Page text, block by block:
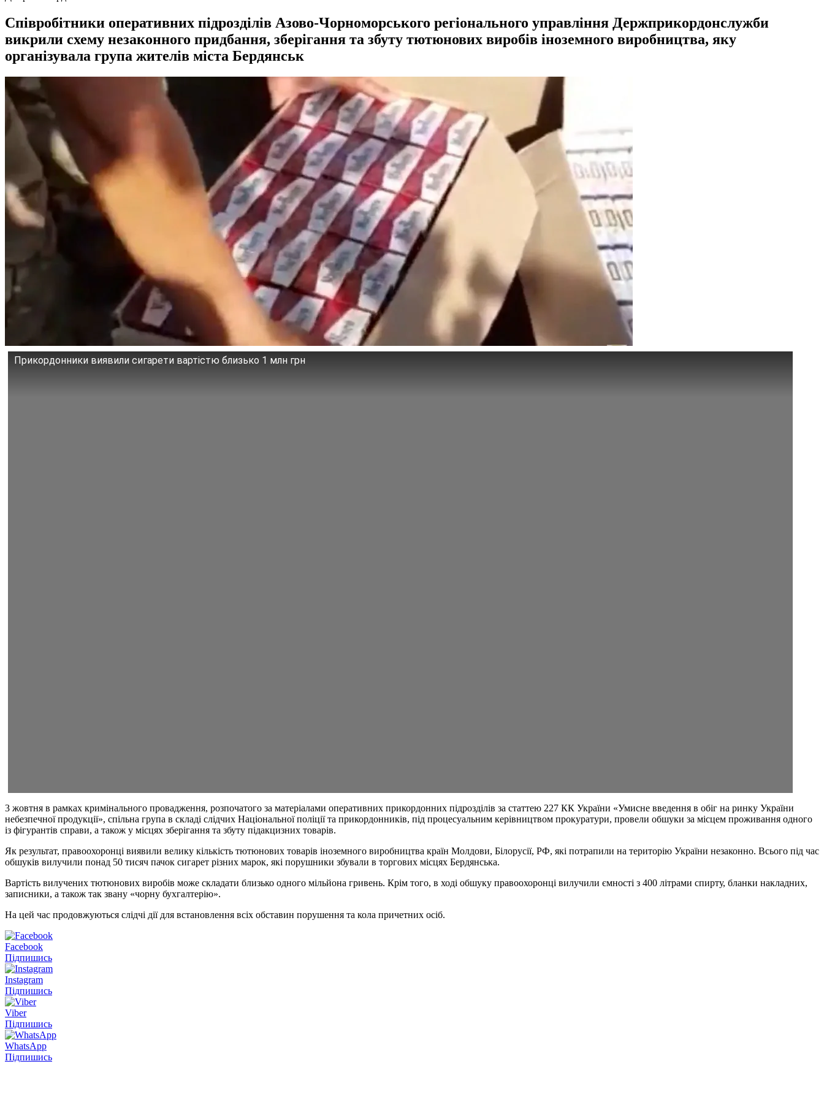
Співробітники оперативних підрозділів Азово-Чорноморського регіонального управління Держприкордонслужби
викрили схему незаконного придбання, зберігання та збуту тютюнових виробів іноземного виробництва, яку
організувала група жителів міста Бердянськ
Прикордонники виявили сигарети вартістю близько 1 млн грн
3 жовтня в рамках кримінального провадження, розпочатого за матеріалами оперативних прикордонних підрозділів за статтею 227 КК України «Умисне введення в обіг на ринку України
небезпечної продукції», спільна група в складі слідчих Національної поліції та прикордонників, під процесуальним керівництвом прокуратури, провели обшуки за місцем проживання одного
із фігурантів справи, а також у місцях зберігання та збуту підакцизних товарів.
Як результат, правоохоронці виявили велику кількість тютюнових товарів іноземного виробництва країн Молдови, Білорусії, РФ, які потрапили на територію України незаконно. Всього під час
обшуків вилучили понад 50 тисяч пачок сигарет різних марок, які порушники збували в торгових місцях Бердянська.
Вартість вилучених тютюнових виробів може складати близько одного мільйона гривень. Крім того, в ході обшуку правоохоронці вилучили ємності з 400 літрами спирту, бланки накладних,
записники, а також так звану «чорну бухгалтерію».
На цей час продовжуються слідчі дії для встановлення всіх обставин порушення та кола причетних осіб.
Facebook
Підпишись
Instagram
Підпишись
Viber
Підпишись
WhatsApp
Підпишись